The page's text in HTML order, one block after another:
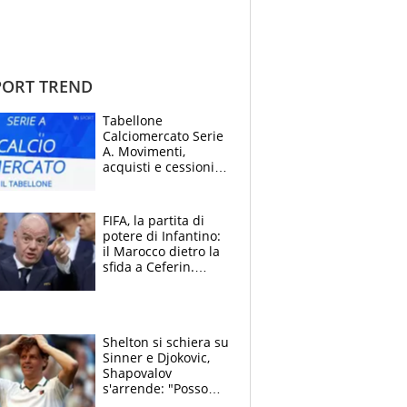
TREND
Tabellone
Calciomercato Serie
A. Movimenti,
acquisti e cessioni:
FIFA, la partita di
potere di Infantino:
il Marocco dietro la
sfida a Ceferin.
Shelton si schiera su
Sinner e Djokovic,
Shapovalov
s'arrende: "Posso